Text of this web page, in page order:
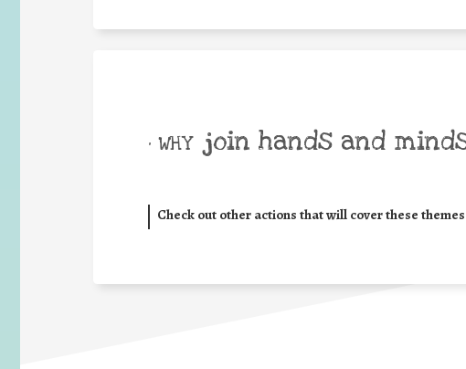
• WHY join hands and
Check out other actions that will cover these